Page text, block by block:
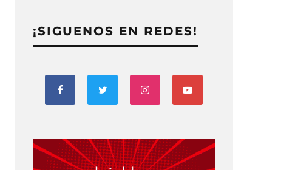
¡SIGUENOS EN REDES!